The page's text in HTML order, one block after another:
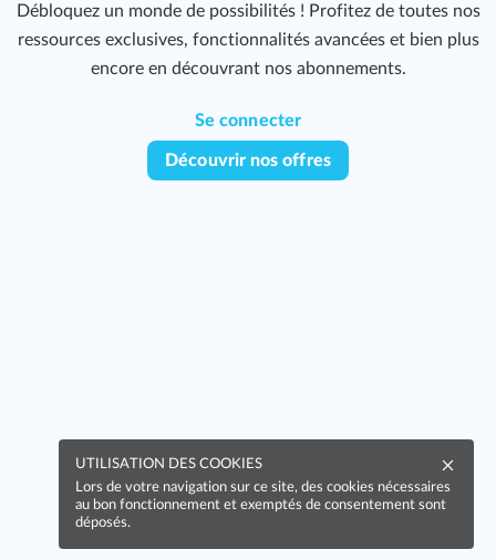
Débloquez un monde de possibilités ! Profitez de toutes nos
ressources exclusives, fonctionnalités avancées et bien plus
encore en découvrant nos abonnements.
Se connecter
Découvrir nos offres
UTILISATION DES COOKIES
Lors de votre navigation sur ce site, des cookies nécessaires
au bon fonctionnement et exemptés de consentement sont
déposés.